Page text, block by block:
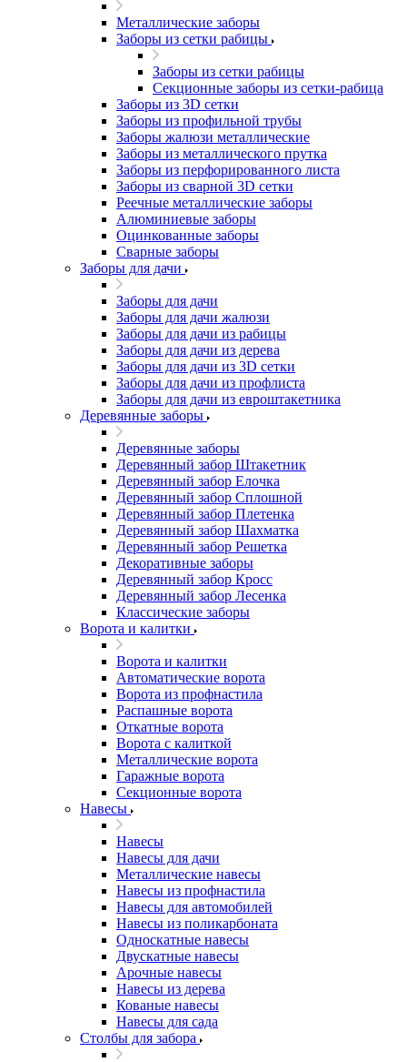
Металлические заборы
Заборы из сетки рабицы
Заборы из сетки рабицы
Секционные заборы из сетки-рабица
Заборы из 3D сетки
Заборы из профильной трубы
Заборы жалюзи металлические
Заборы из металлического прутка
Заборы из перфорированного листа
Заборы из сварной 3D сетки
Реечные металлические заборы
Алюминиевые заборы
Оцинкованные заборы
Сварные заборы
Заборы для дачи
Заборы для дачи
Заборы для дачи жалюзи
Заборы для дачи из рабицы
Заборы для дачи из дерева
Заборы для дачи из 3D сетки
Заборы для дачи из профлиста
Заборы для дачи из евроштакетника
Деревянные заборы
Деревянные заборы
Деревянный забор Штакетник
Деревянный забор Елочка
Деревянный забор Сплошной
Деревянный забор Плетенка
Деревянный забор Шахматка
Деревянный забор Решетка
Декоративные заборы
Деревянный забор Кросс
Деревянный забор Лесенка
Классические заборы
Ворота и калитки
Ворота и калитки
Автоматические ворота
Ворота из профнастила
Распашные ворота
Откатные ворота
Ворота с калиткой
Металлические ворота
Гаражные ворота
Секционные ворота
Навесы
Навесы
Навесы для дачи
Металлические навесы
Навесы из профнастила
Навесы для автомобилей
Навесы из поликарбоната
Односкатные навесы
Двускатные навесы
Арочные навесы
Навесы из дерева
Кованые навесы
Навесы для сада
Столбы для забора